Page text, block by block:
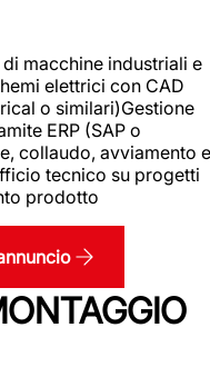
macchine industriali e
elettrici con CAD
o similari)Gestione
ERP (SAP o
collaudo, avviamento e
tecnico su progetti
prodotto